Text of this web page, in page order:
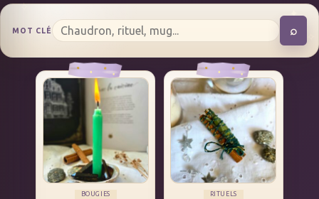
MOT CLÉ ⌕
BOUGIES RITUELS